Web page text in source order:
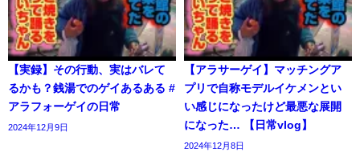
【実録】その行動、実はバレて
るかも？銭湯でのゲイあるある #
アラフォーゲイの日常
2024年12月9日
【アラサーゲイ】マッチングア
プリで自称モデルイケメンとい
い感じになったけど最悪な展開
になった… 【日常vlog】
2024年12月8日